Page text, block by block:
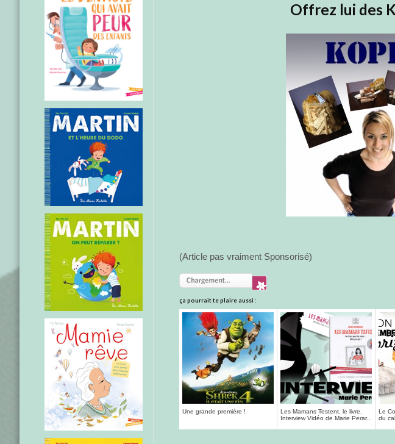
Offrez lui des
(Article pas vraiment Sponsorisé)
ça pourrait te plaire aussi :
Une grande première !
Les Mamans Testent, le livre.
Interview Vidéo de Marie Perar...
Le
du